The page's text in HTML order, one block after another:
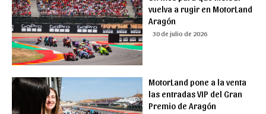
vuelva a rugir en MotorLand
Aragón
30 de julio de 2026
MotorLand pone a la venta
las entradas VIP del Gran
Premio de Aragón